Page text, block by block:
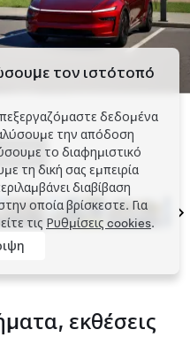
εκθέσεις
τον ιστότοπό
δεδομένα
την απόδοση
το διαφημιστικό
τη δική σας εμπειρία
διαβίβαση
οποία βρίσκεστε. Για
τις Ρυθμίσεις cookies.